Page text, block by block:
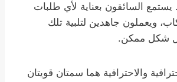
يستمع السائقون بعناية لأي طلبات
ويعملون جاهدين لتلبية تلك
شكل ممكن.
والاحترافية هما سمتان قويتان